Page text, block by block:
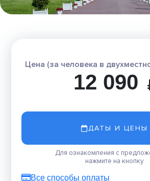
Цена (за человека в
12 090
ДАТЫ И ЦЕНЫ
Для ознакомления с
нажмите на кнопку
Все способы оплаты